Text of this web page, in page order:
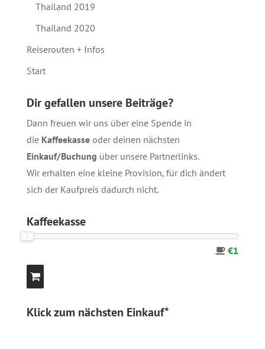
Thailand 2019
Thailand 2020
Reiserouten + Infos
Start
Dir gefallen unsere Beiträge?
Dann freuen wir uns über eine Spende in
die Kaffeekasseoder deinen nächsten
Einkauf/Buchung über unsere Partnerlinks.
Wir erhalten eine kleine Provision, für dich ändert
sich der Kaufpreis dadurch nicht.
Kaffeekasse
€1
Klick zum nächsten Einkauf*